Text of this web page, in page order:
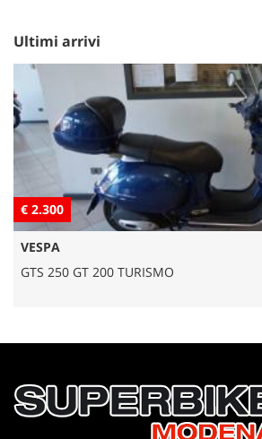
Ultimi arrivi
€ 2.300
VESPA
GTS 250 GT 200 TURISMO